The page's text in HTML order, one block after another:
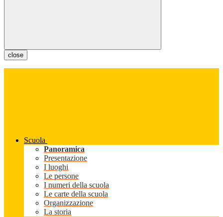
close
Scuola
Panoramica
Presentazione
I luoghi
Le persone
I numeri della scuola
Le carte della scuola
Organizzazione
La storia